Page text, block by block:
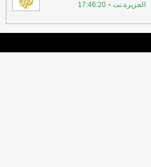
الجزيرة.نت -
17:46:20